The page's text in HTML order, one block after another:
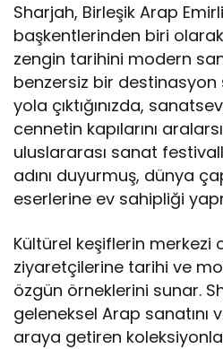
Sharjah, Birleşik Arap
başkentlerinden biri
zengin tarihini modern
benzersiz bir destinasyon
yola çıktığınızda,
cennetin kapılarını
uluslararası sanat
adını duyurmuş, dünya
eserlerine ev sahipliği
Kültürel keşiflerin merkezi
ziyaretçilerine tarihi ve
özgün örneklerini sunar.
geleneksel Arap sanatını
araya getiren